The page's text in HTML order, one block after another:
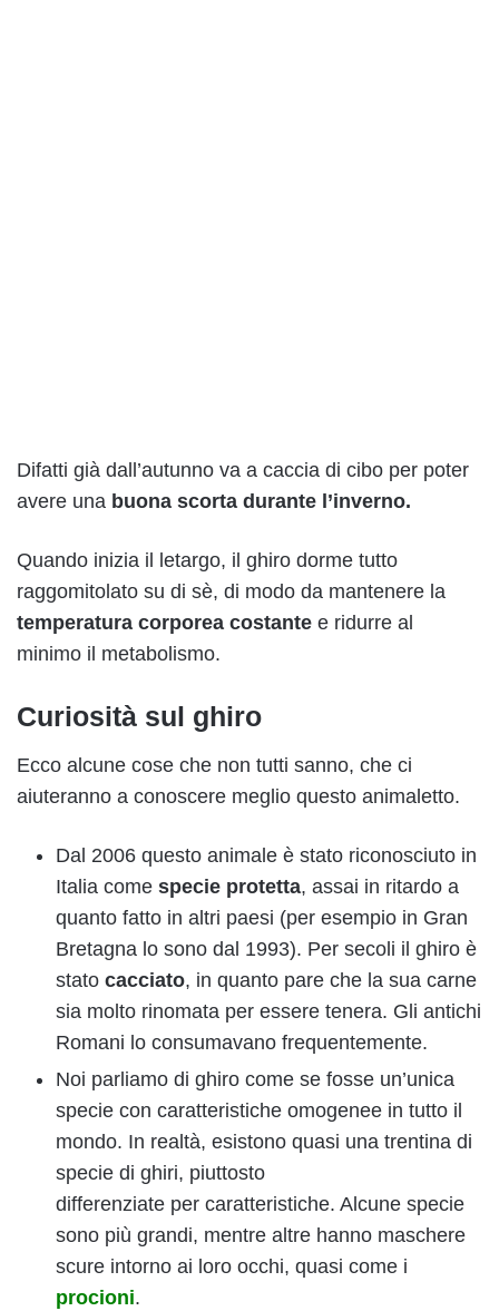
Difatti già dall’autunno va a caccia di cibo per poter
avere una buona scorta durante l’inverno.
Quando inizia il letargo, il ghiro dorme tutto
raggomitolato su di sè, di modo da mantenere la
temperatura corporea costante e ridurre al
minimo il metabolismo.
Curiosità sul ghiro
Ecco alcune cose che non tutti sanno, che ci
aiuteranno a conoscere meglio questo animaletto.
Dal 2006 questo animale è stato riconosciuto in
Italia come specie protetta, assai in ritardo a
quanto fatto in altri paesi (per esempio in Gran
Bretagna lo sono dal 1993). Per secoli il ghiro è
stato cacciato, in quanto pare che la sua carne
sia molto rinomata per essere tenera. Gli antichi
Romani lo consumavano frequentemente.
Noi parliamo di ghiro come se fosse un’unica
specie con caratteristiche omogenee in tutto il
mondo. In realtà, esistono quasi una trentina di
specie di ghiri, piuttosto
differenziate per caratteristiche. Alcune specie
sono più grandi, mentre altre hanno maschere
scure intorno ai loro occhi, quasi come i
procioni.